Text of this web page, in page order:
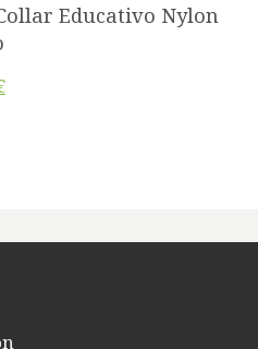
Educativo Nylon